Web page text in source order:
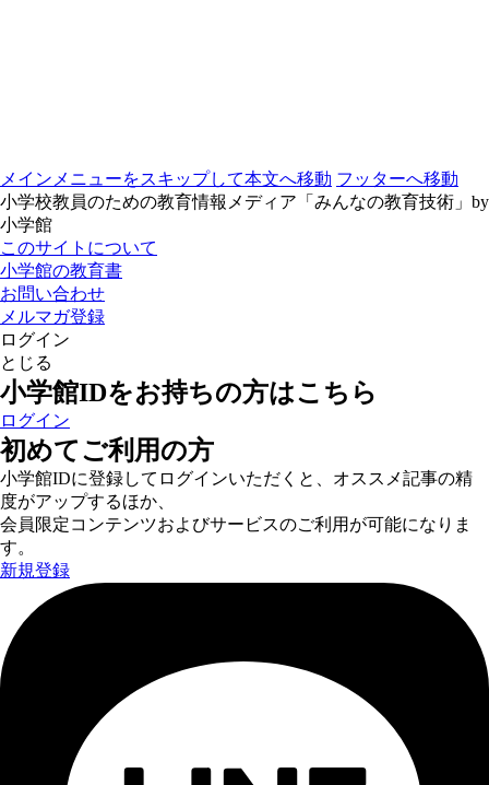
メインメニューをスキップして本文へ移動 フッターへ移動
小学校教員のための教育情報メディア「みんなの教育技術」by
小学館
このサイトについて
小学館の教育書
お問い合わせ
メルマガ登録
ログイン
とじる
小学館IDをお持ちの方はこちら
ログイン
初めてご利用の方
小学館IDに登録してログインいただくと、オススメ記事の精
度がアップするほか、
会員限定コンテンツおよびサービスのご利用が可能になりま
す。
新規登録